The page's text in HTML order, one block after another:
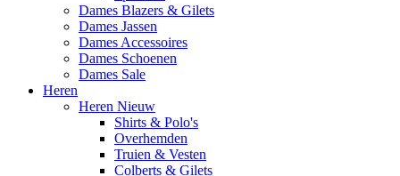
Dames Blazers & Gilets
Dames Jassen
Dames Accessoires
Dames Schoenen
Dames Sale
Heren
Heren Nieuw
Shirts & Polo's
Overhemden
Truien & Vesten
Colberts & Gilets